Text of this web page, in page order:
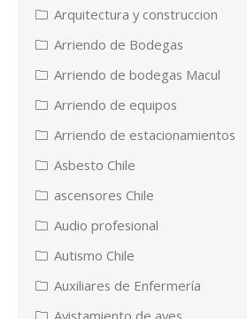
Arquitectura y construccion
Arriendo de Bodegas
Arriendo de bodegas Macul
Arriendo de equipos
Arriendo de estacionamientos
Asbesto Chile
ascensores Chile
Audio profesional
Autismo Chile
Auxiliares de Enfermería
Avistamiento de aves